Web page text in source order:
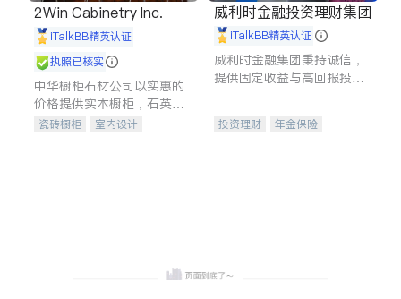
2Win Cabinetry Inc.
iTalkBB精英认证
执照已核实
中华橱柜石材公司以实惠的
价格提供实木橱柜，石英石
台面，多种优质不锈钢水
瓷砖橱柜
室内设计
威利时金融投资理财集团
iTalkBB精英认证
威利时金融集团秉持诚信，
提供固定收益与高回报投资
合，助力客户实现目标
投资理财
年金保险